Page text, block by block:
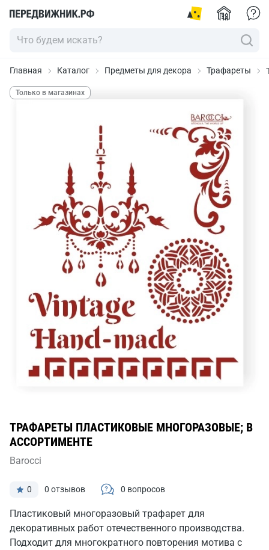
Главная Каталог Предметы для декора Трафареты
Только в магазинах
ТРАФАРЕТЫ ПЛАСТИКОВЫЕ МНОГОРАЗОВЫЕ; В
АССОРТИМЕНТЕ
Barocci
0 0 отзывов 0 вопросов
Пластиковый многоразовый трафарет для
декоративных работ отечественного производства.
Подходит для многократного повторения мотива с